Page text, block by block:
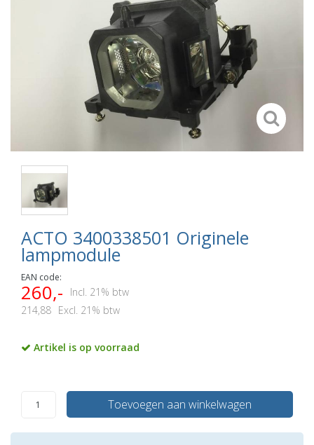
ACTO 3400338501 Originele
lampmodule
EAN code:
260,-
Incl. 21% btw
214,88 Excl. 21% btw
Artikel is op voorraad
Toevoegen aan winkelwagen